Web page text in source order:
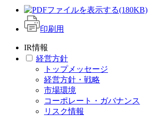
(180KB)
印刷用
IR情報
経営方針
トップメッセージ
経営方針・戦略
市場環境
コーポレート・ガバナンス
リスク情報